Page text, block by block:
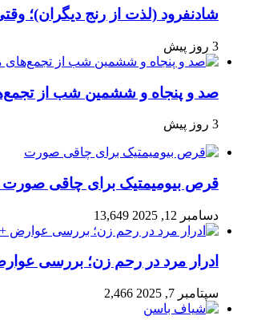
شادنفرود (لذت از رنج دیگران)؛
3 روز پیش
صد و پنجاه‌ و ششمین شب از
3 روز پیش
قرص بیومیمتیک برای چاقی
دسامبر 12, 2025 13,649
ادرار مرد در رحم زن؛ بررسی
سپتامبر 7, 2025 2,466